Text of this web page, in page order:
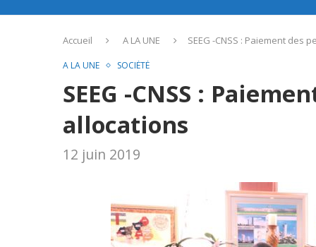
Accueil A LA UNE SEEG -CNSS : Paiement des
A LA UNE SOCIÉTÉ
SEEG -CNSS :
allocations
12 juin 2019